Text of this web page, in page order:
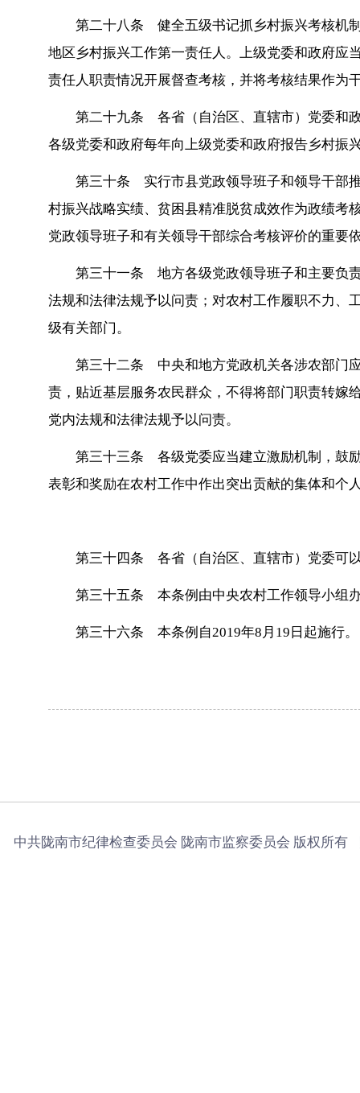
第二十八条 健全五级书记抓乡村振兴考核机
地区乡村振兴工作第一责任人。上级党委和政府应
责任人职责情况开展督查考核，并将考核结果作为
第二十九条 各省（自治区、直辖市）党委和
各级党委和政府每年向上级党委和政府报告乡村振
第三十条 实行市县党政领导班子和领导干部
村振兴战略实绩、贫困县精准脱贫成效作为政绩考
党政领导班子和有关领导干部综合考核评价的重要
第三十一条 地方各级党政领导班子和主要负
法规和法律法规予以问责；对农村工作履职不力、
级有关部门。
第三十二条 中央和地方党政机关各涉农部门
责，贴近基层服务农民群众，不得将部门职责转嫁
党内法规和法律法规予以问责。
第三十三条 各级党委应当建立激励机制，鼓
表彰和奖励在农村工作中作出突出贡献的集体和个
第三十四条 各省（自治区、直辖市）党委可
第三十五条 本条例由中央农村工作领导小组
第三十六条 本条例自2019年8月19日起施行。
中共陇南市纪律检查委员会 陇南市监察委员会 版权所有